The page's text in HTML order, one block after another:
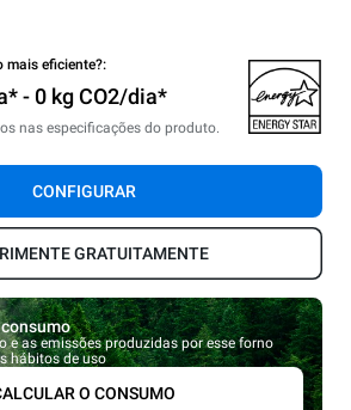
mais eficiente?:
- 0 kg CO2/dia*
nas especificações do produto.
CONFIGURAR
GRATUITAMENTE
e as emissões produzidas por esse forno
hábitos de uso
O CONSUMO